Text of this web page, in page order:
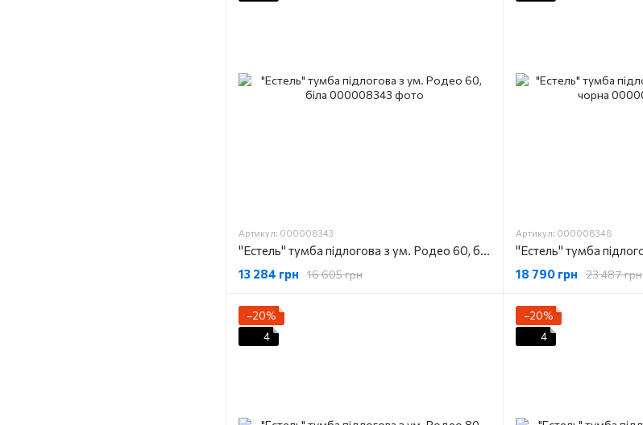
Артикул: 000008343
"Естель" тумба підлогова з ум. Родео 60, біла
16 605 грн
13 284 грн
Артикул: 000008348
23 487 грн
18 790 грн
−20%
4
−20%
4